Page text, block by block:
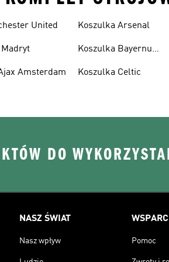
United
Amsterdam
Koszulka Arsenal
Koszulka Bayernu
Koszulka Celtic
DO
NASZ ŚWIAT
Nasz wpływ Pomoc